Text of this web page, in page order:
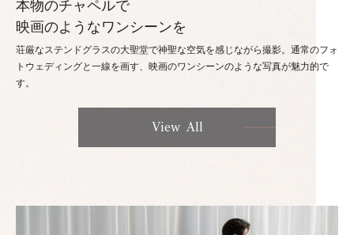
本物のチャペルで
映画のようなワンシーンを
荘厳なステンドグラスの大聖堂で神聖な空気を感じながら撮影。通常のフォ
トウェディングと一線を画す、映画のワンシーンのような写真が魅力的で
す。
View All